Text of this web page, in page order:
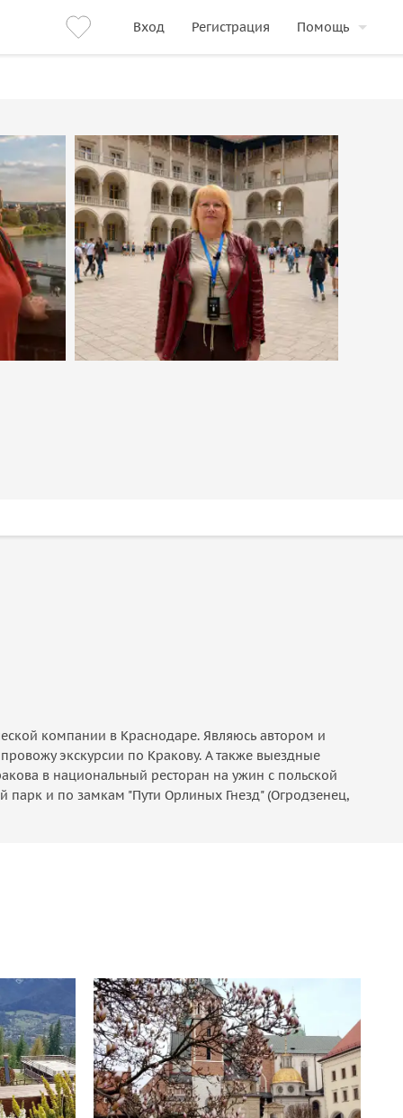
Вход Регистрация Помощь
компании в Краснодаре. Являюсь автором и
экскурсии по Кракову. А также выездные
в национальный ресторан на ужин с польской
и по замкам "Пути Орлиных Гнезд" (Огродзенец,